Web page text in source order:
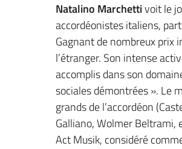
Natalino Marchettivoit le
accordéonistes italiens,
Gagnant de nombreux prix
l’étranger. Son intense
accomplis dans son
sociales démontrées ». Le
grands de l’accordéon
Galliano, Wolmer Beltrami,
Act Musik, considéré